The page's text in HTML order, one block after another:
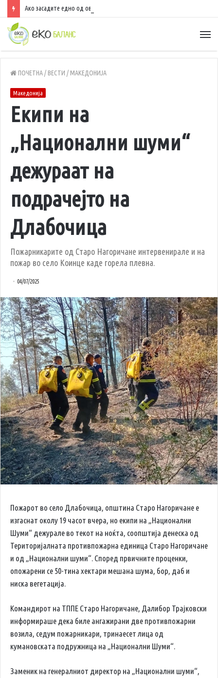
ПОЧЕТНА/ ВЕСТИ / МАКЕДОНИЈА
Македонија
Екипи на
„Национални шуми“
дежураат на
подрачејто на
Длабочица
Пожарникарите од Старо Нагоричане интервенирале и на
пожар во село Коинце каде горела плевна.
04/07/2025
Пожарот во село Длабочица, општина Старо Нагоричане е
изгаснат околу 19 часот вчера, но екипи на „Национални
Шуми“ дежурале во текот на ноќта, соопштија денеска од
Територијалната противпожарна единица Старо Нагоричане
и од „Национални шуми“. Според првичните проценки,
опожарени се 50-тина хектари мешана шума, бор, даб и
ниска вегетација.
Командирот на ТППЕ Старо Нагоричане, Далибор Трајковски
информираше дека биле ангажирани две противпожарни
возила, седум пожарникари, тринаесет лица од
кумановската подружница на „Национални Шуми“.
Заменик на генералниот директор на „Национални шуми“,